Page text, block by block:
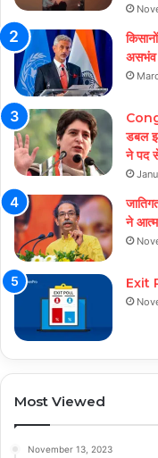
असभंव
डबल
ने पद
ने
Exit
Most Viewed
November 13, 2023